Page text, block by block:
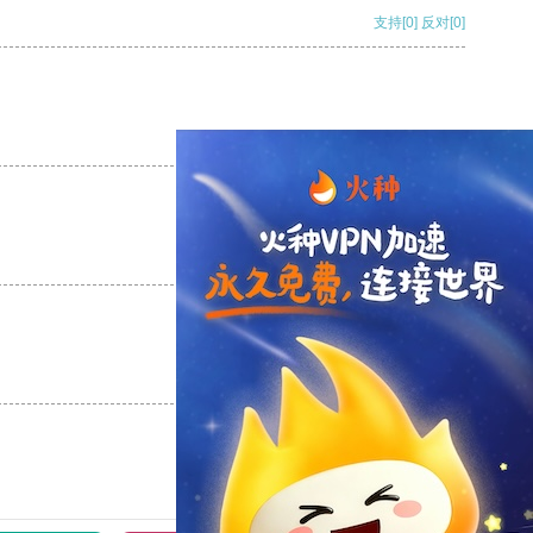
支持[0] 反对[0]
支持 [0] 反对[0]
支持